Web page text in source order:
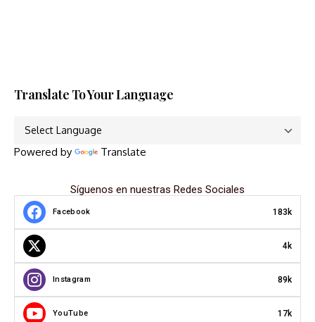
Translate To Your Language
Powered by Translate
Síguenos en nuestras Redes Sociales
Facebook 183k
4k
Instagram 89k
YouTube 17k